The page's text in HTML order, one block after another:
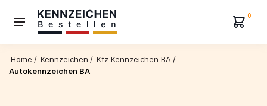
0
Home / Kennzeichen / Kfz Kennzeichen BA /
Autokennzeichen BA